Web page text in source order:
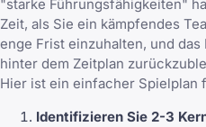
"starke Führungsfähigkeiten"
Zeit, als Sie ein kämpfendes
enge Frist einzuhalten, und
hinter dem Zeitplan
Hier ist ein einfacher Spielplan
Identifizieren Sie 2-3